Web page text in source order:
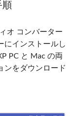
オ コンバーター
にインストールし
PC と Mac の両
ンをダウンロード